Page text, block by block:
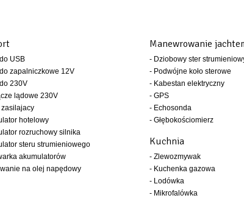
USB
zapalniczkowe 12V
230V
lądowe 230V
hotelowy
rozruchowy silnika
steru strumieniowego
akumulatorów
na olej napędowy
Manewrowanie
- Dziobowy ster
- Podwójne koło sterowe
- Kabestan elektryczny
- GPS
- Echosonda
- Głębokościomierz
Kuchnia
- Zlewozmywak
- Kuchenka gazowa
- Lodówka
- Mikrofalówka